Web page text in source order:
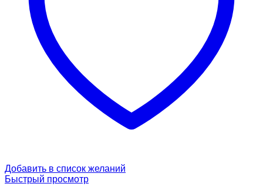
Добавить в список желаний
Быстрый просмотр